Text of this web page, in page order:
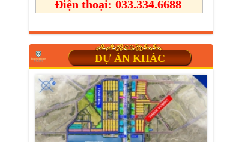
Điện thoại: 033.334.6688
DỰ ÁN KHÁC